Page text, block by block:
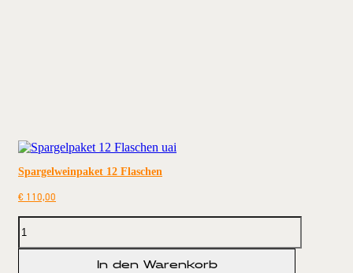
Spargelweinpaket 12 Flaschen
€ 110,00
In den Warenkorb